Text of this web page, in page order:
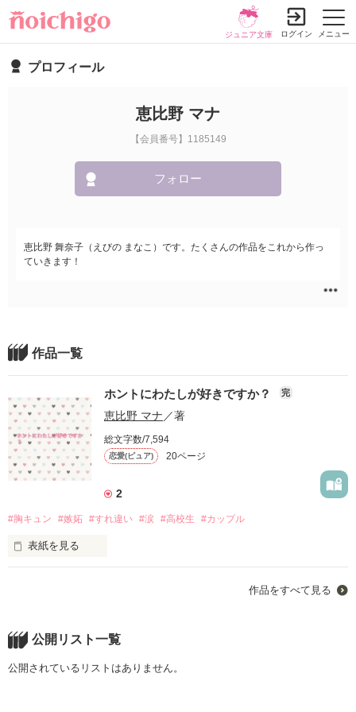
メニュー
ジュニア文庫 ログイン
プロフィール
恵比野 マナ
【会員番号】1185149
フォロー
恵比野 舞奈子（えびの まなこ）です。たくさんの作品をこれから作っ
ていきます！
作品一覧
ホントにわたしが好きですか？ 完
恵比野 マナ ／著
総文字数/7,594
恋愛(ピュア) 20ページ
2
#胸キュン #嫉妬 #すれ違い #涙 #高校生 #カップル
表紙を見る
告白は私から
作品をすべて見る
公開リスト一覧
公開されているリストはありません。